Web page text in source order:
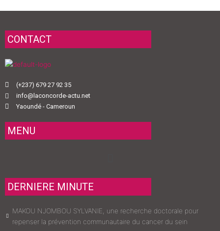
CONTACT
(+237) 679 27 92 35
info@laconcorde-actu.net
Yaoundé - Cameroun
MENU
DERNIERE MINUTE
MAKOU NJOMBOU SYLVANIE, une recherche doctorale pour
repenser la prévention communautaire du cancer du sein